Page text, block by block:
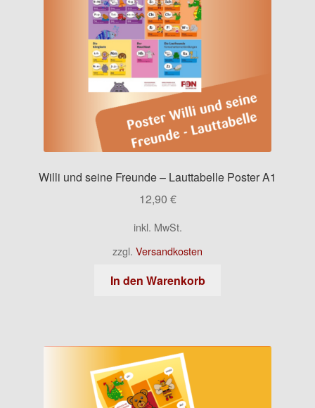
Willi und seine Freunde – Lauttabelle Poster A1
12,90 €
inkl. MwSt.
zzgl. Versandkosten
In den Warenkorb